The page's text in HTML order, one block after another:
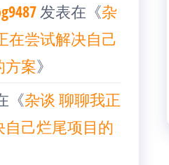
发表在《杂
在尝试解决自己
方案》
《杂谈 聊聊我正
己烂尾项目的